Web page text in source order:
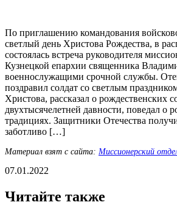
По приглашению командования
светлый день Христова Рождества, в
состоялась встреча руководителя
Кузнецкой епархии священника
военнослужащими срочной службы.
поздравил солдат со светлым
Христова, рассказал о рождественских
двухтысячелетней давности, поведал о
традициях. Защитники Отечества
заботливо […]
Материал взят с сайта: Миссионерский
07.01.2022
Читайте также